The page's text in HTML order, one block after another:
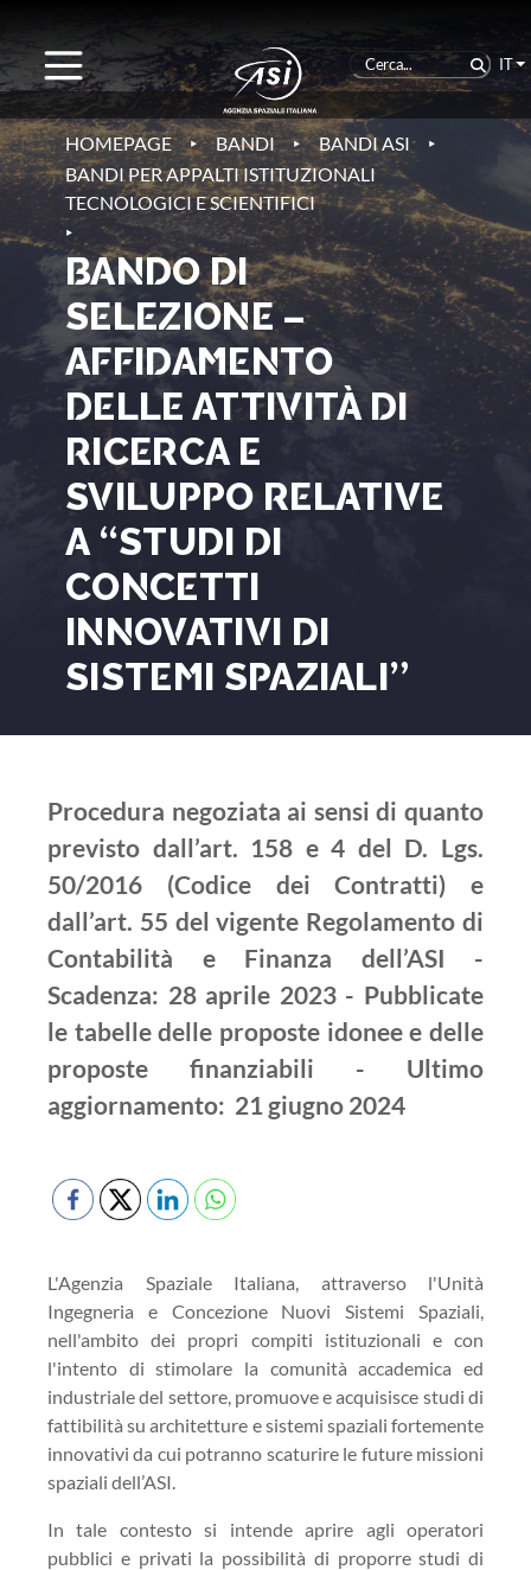
IT
HOMEPAGE ‣ BANDI ‣ BANDI ASI ‣
BANDI PER APPALTI ISTITUZIONALI
TECNOLOGICI E SCIENTIFICI
‣
BANDO DI
SELEZIONE –
AFFIDAMENTO
DELLE ATTIVITÀ DI
RICERCA E
SVILUPPO RELATIVE
A “STUDI DI
CONCETTI
INNOVATIVI DI
SISTEMI SPAZIALI”
Procedura negoziata ai sensi di quanto
previsto dall’art. 158 e 4 del D. Lgs.
50/2016 (Codice dei Contratti) e
dall’art. 55 del vigente Regolamento di
Contabilità e Finanza dell’ASI -
Scadenza: 28 aprile 2023 - Pubblicate
le tabelle delle proposte idonee e delle
proposte finanziabili - Ultimo
aggiornamento: 21 giugno 2024
L'Agenzia Spaziale Italiana, attraverso l'Unità
Ingegneria e Concezione Nuovi Sistemi Spaziali,
nell'ambito dei propri compiti istituzionali e con
l'intento di stimolare la comunità accademica ed
industriale del settore, promuove e acquisisce studi di
fattibilità su architetture e sistemi spaziali fortemente
innovativi da cui potranno scaturire le future missioni
spaziali dell’ASI.
In tale contesto si intende aprire agli operatori
pubblici e privati la possibilità di proporre studi di